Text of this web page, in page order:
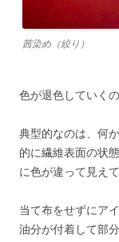
茜染め（絞り）
色が退色していく
典型的なのは、何
的に繊維表面の状
に色が違って見え
当て布をせずにア
油分が付着して部